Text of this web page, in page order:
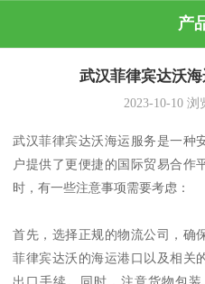
产
武汉菲律宾达沃
2023-10-10浏
武汉菲律宾达沃海运服务是一种
户提供了更便捷的国际贸易合作
时，有一些注意事项需要考虑：
首先，选择正规的物流公司，确
菲律宾达沃的海运港口以及相关